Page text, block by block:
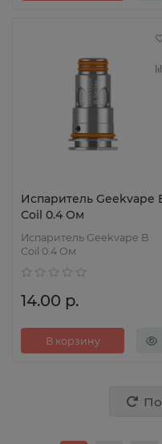
Испаритель Geekvape
Coil 0.4 Ом
Испаритель Geekvape B
Coil 0.4 Ом
14.00 р.
В корзину